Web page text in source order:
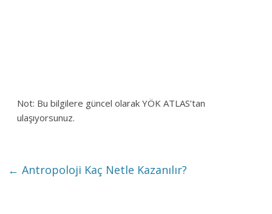
Not: Bu bilgilere güncel olarak YÖK ATLAS’tan
ulaşıyorsunuz.
← Antropoloji Kaç Netle Kazanılır?